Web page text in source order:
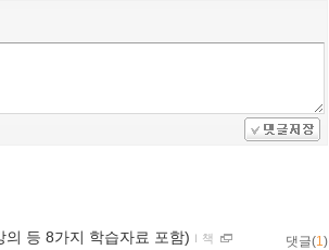
등 8가지 학습자료 포함) ｌ 책 댓글(1)